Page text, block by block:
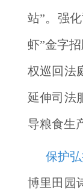
站”。强
虾”金字
权巡回法
延伸司法
导粮食生
保护弘
博里田园